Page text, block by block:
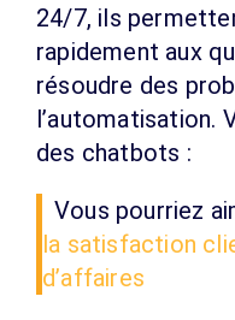
24/7, ils
rapidement aux
résoudre des
l’automatisation.
des chatbots :
Vous pourriez
la satisfaction
d’affaires